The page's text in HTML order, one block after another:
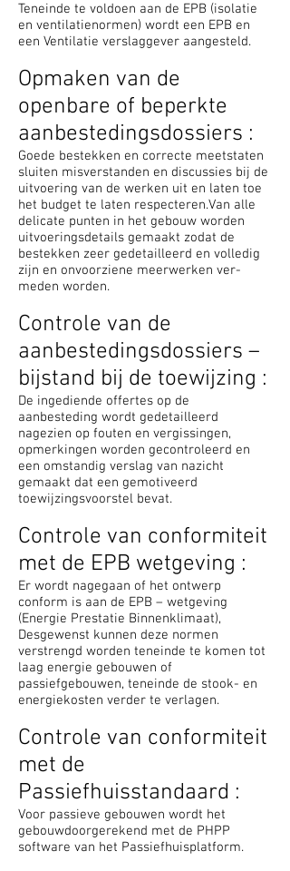
Teneinde te voldoen aan de EPB (isolatie
en ventilatienormen) wordt een EPB en
een Ventilatie verslaggever aangesteld.
Opmaken van de
openbare of beperkte
aanbestedingsdossiers :
Goede bestekken en correcte meetstaten
sluiten misverstanden en discussies bij de
uitvoering van de werken uit en laten toe
het budget te laten respecteren.Van alle
delicate punten in het ge­bouw worden
uitvoeringsdetails gemaakt zodat de
bestekken zeer ge­detailleerd en volledig
zijn en onvoorziene meer­werken ver­
meden worden.
Controle van de
aanbestedingsdossiers –
bijstand bij de toewijzing :
De ingediende offertes op de
aanbesteding wordt gedetailleerd
nagezien op fouten en vergissingen,
opmerkingen worden gecontroleerd en
een omstandig verslag van nazicht
gemaakt dat een gemotiveerd
toewijzingsvoorstel bevat.
Controle van conformiteit
met de EPB wetgeving :
Er wordt nagegaan of het ontwerp
conform is aan de EPB – wetgeving
(Energie Prestatie Binnenklimaat),
Desgewenst kunnen deze normen
verstrengd worden teneinde te komen tot
laag energie gebouwen of
passiefgebouwen, teneinde de stook- en
energiekosten verder te verlagen.
Controle van conformiteit
met de
Passiefhuisstandaard :
Voor passieve gebouwen wordt het
gebouwdoorgerekend met de PHPP
software van het Passiefhuisplatform.